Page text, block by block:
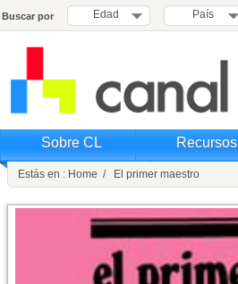
Buscar por Edad País
Sobre CL Recursos
Estás en : Home / El primer maestro